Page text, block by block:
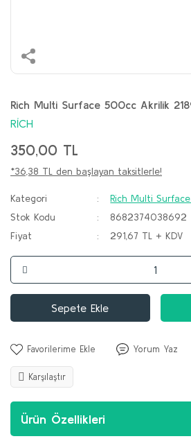
Rich Multi Surface 500cc Akrilik
RİCH
350,00 TL
*36,38 TL den başlayan taksitlerle!
Kategori
Rich Multi
Stok Kodu
8682374038692
Fiyat
291,67 TL + KDV
Sepete Ekle
Yorum Yaz
Karşılaştır
Ürün Özellikleri